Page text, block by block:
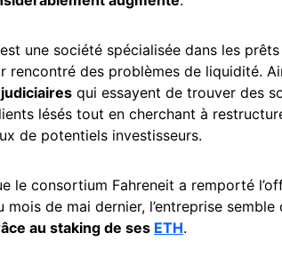
une société spécialisée dans les
rencontré des problèmes de liquidité.
qui essayent de trouver des
lésés tout en cherchant à
de potentiels investisseurs.
le consortium Fahreneit a remporté
mois de mai dernier, l’entreprise semble
au staking de ses ETH.